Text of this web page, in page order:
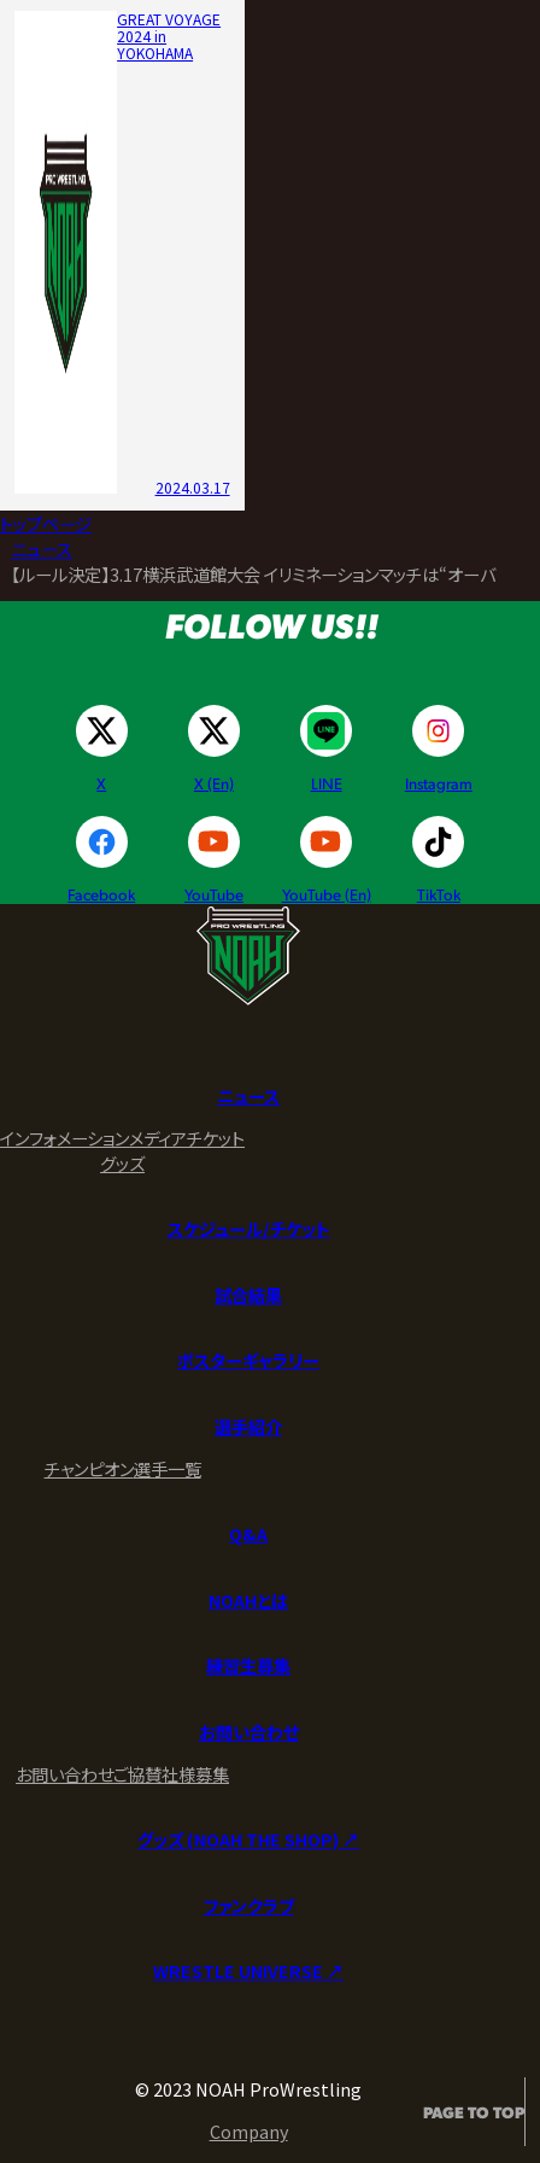
GREAT VOYAGE
2024 in
YOKOHAMA
2024.03.17
トップページ
ニュース
【ルール決定】3.17横浜武道館大会 イリミネーションマッチは“オーバー・ザ
FOLLOW US!!
X X (En) LINE Instagram
Facebook YouTube YouTube (En) TikTok
ニュース
インフォメーションメディアチケット
グッズ
スケジュール/チケット
試合結果
ポスターギャラリー
選手紹介
チャンピオン選手一覧
Q&A
NOAHとは
練習生募集
お問い合わせ
お問い合わせご協賛社様募集
グッズ (NOAH THE SHOP) ↗︎
ファンクラブ
WRESTLE UNIVERSE ↗︎
© 2023 NOAH ProWrestling
Company
PAGE TO TOP